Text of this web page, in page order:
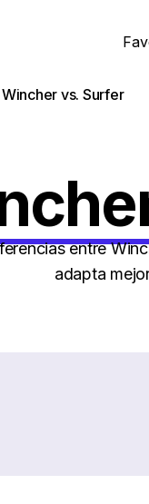
Wincher vs. Surfer
entre
adapta